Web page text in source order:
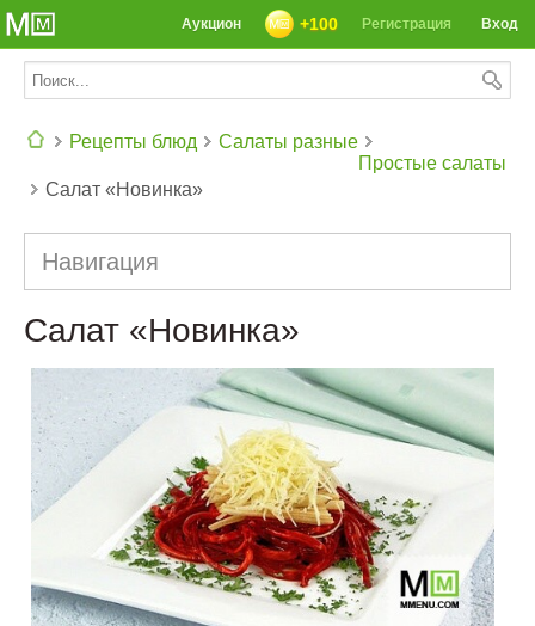
Вход
Регистрация
+100
Аукцион
Рецепты блюд
Салаты разные
Простые салаты
Салат «Новинка»
Навигация
Салат «Новинка»